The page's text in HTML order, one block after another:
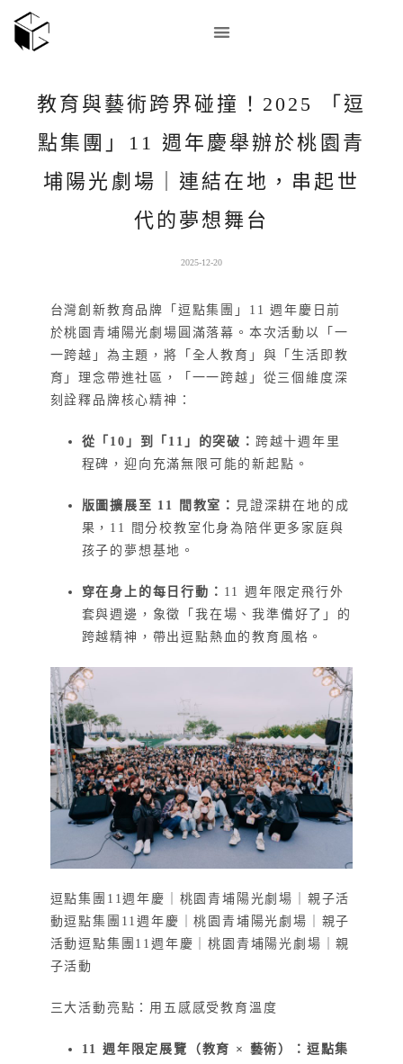
教育與藝術跨界碰撞！2025 「逗
點集團」11 週年慶舉辦於桃園青
埔陽光劇場｜連結在地，串起世
代的夢想舞台
2025-12-20
台灣創新教育品牌「逗點集團」 11 週年 慶日前
於桃園青埔陽光劇場圓滿落幕。本次活動以「一
一跨越」為主題，將「全人教育」與「生活即教
育」理念帶進社區，「一一跨越」從三個維度深
刻詮釋品牌核心精神：
從「10」到「11」的突破： 跨越十週年里
程碑，迎向充滿無限可能的新起點。
版圖擴展至 11 間教室： 見證深耕在地的成
果， 11 間分校教室化身為陪伴更多家庭與
孩子的夢想基地。
穿在身上的每日行動： 11 週年 限定飛行外
套與週邊，象徵「我在場、我準備好了」的
跨越精神，帶出逗點熱血的教育風格。
逗點集團11週年慶｜桃園青埔陽光劇場｜親子活
動逗點集團11週年慶｜桃園青埔陽光劇場｜親子
活動逗點集團11週年慶｜桃園青埔陽光劇場｜親
子活動
三大活動亮點：用五感感受教育溫度
11 週年 限定展覽（教育 × 藝術）：逗點集